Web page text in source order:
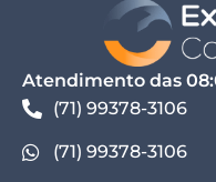
Atendimento das
(71) 99378-3106
(71) 99378-3106